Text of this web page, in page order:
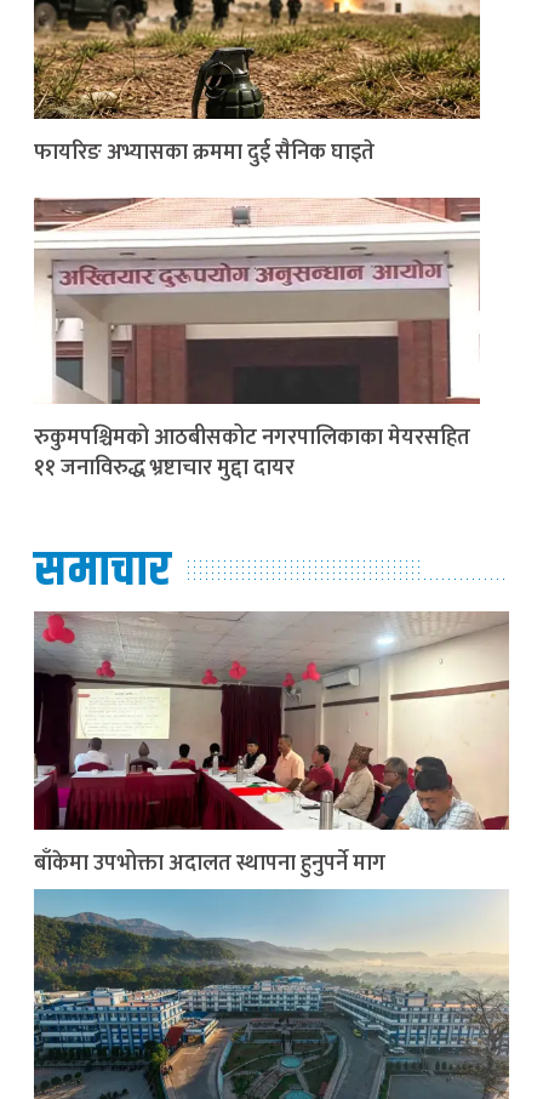
फायरिङ अभ्यासका क्रममा दुई सैनिक घाइते
रुकुमपश्चिमको आठबीसकोट नगरपालिकाका मेयरसहित
११ जनाविरुद्ध भ्रष्टाचार मुद्दा दायर
समाचार
बाँकेमा उपभोक्ता अदालत स्थापना हुनुपर्ने माग